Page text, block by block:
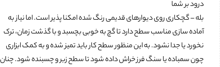
درود بر شما
بله – گچکاری روی دیوارهای قدیمی رنگ شده امکنا پذیر است. اما نیاز به
آماده سازی مناسب سطح دارد تا گچ به خوبی بچسبد و با گذشت زمان، ترک
نخورد یا جدا نشود. به این منظور سطح کار باید تمیز شده و به کمک ابزاری
چون سمباده یا سنگ فرز خراش داده شود تا سطح زبر و چسبنده شود. چنان